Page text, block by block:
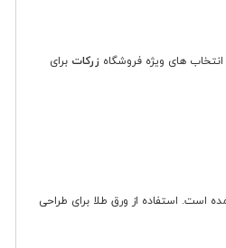
های ویژه فروشگاه زرکات برای
استفاده از ورق طلا برای طراحی